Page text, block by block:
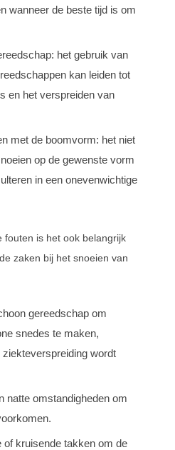
wanneer de beste tijd is om
het gebruik van
kan leiden tot
en het verspreiden van
met de boomvorm: het niet
op de gewenste vorm
in een onevenwichtige
fouten is het ook belangrijk
zaken bij het snoeien van
gereedschap om
snedes te maken,
wordt
natte omstandigheden om
of kruisende takken om de